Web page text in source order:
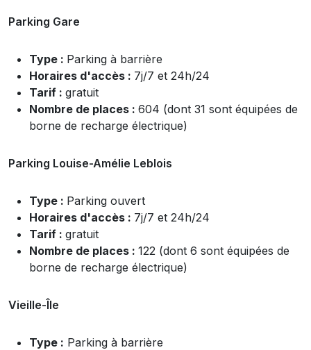
Parking Gare
Type : Parking à barrière
Horaires d'accès : 7j/7 et 24h/24
Tarif : gratuit
Nombre de places : 604 (dont 31 sont équipées de
borne de recharge électrique)
Parking Louise-Amélie Leblois
Type : Parking ouvert
Horaires d'accès : 7j/7 et 24h/24
Tarif : gratuit
Nombre de places : 122 (dont 6 sont équipées de
borne de recharge électrique)
Vieille-Île
Type : Parking à barrière